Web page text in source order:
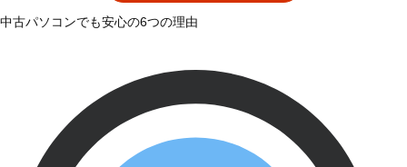
中古パソコンでも安心の6つの理由